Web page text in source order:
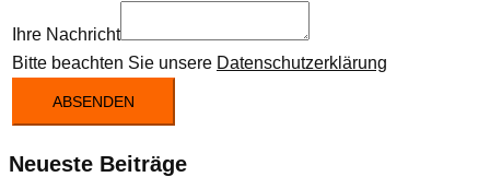
Ihre Nachricht
Bitte beachten Sie unsere Datenschutzerklärung
ABSENDEN
Neueste Beiträge